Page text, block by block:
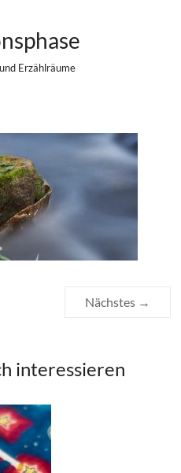
Erzählräume
Nächstes →
interessieren